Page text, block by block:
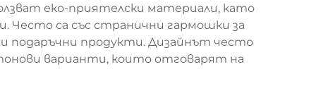
еко-приятелски материали, като
Често са със странични гармошки за
подаръчни продукти. Дизайнът често
варианти, които отговарят на